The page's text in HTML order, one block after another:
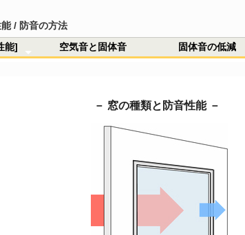
/ 防音の方法
種類と防音方法
類と防音性能
類と防音性能
と固体音
の低減
能と重さの関係
ネルギーとdB
防音 ノイズクリア
ズクリア [ 汎用 ]
防音 ソリッドガラス
材 防音(遮音)シート
+ サウンドライブ
文ページ
払方法 / 送料
販売に基づく法令
・ノイズについて
ズクリア Q&A
ッドガラス Q&A
シート Q&A
他のQ&A
ース情報
ース登録ページ
解除
能]
音方法
性能 》
性能 》
空気音と固体音 固体音の低減
－ 窓の種類と防音性能 －